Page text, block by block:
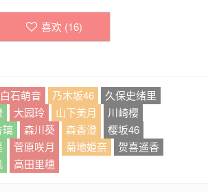
喜欢 (16)
白石萌音 乃木坂46
久保史绪里
大园玲 山下美月
川崎樱
璃 森川葵 森香澄
樱坂46
菅原咲月 菊地姫奈
贺喜遥香
高田里穗